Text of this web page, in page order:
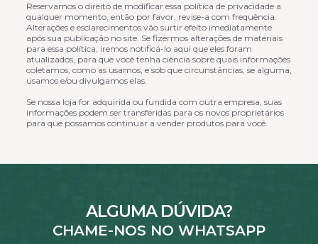
Reservamos o direito de modificar essa política de privacidade a
qualquer momento, então por favor, revise-a com frequência.
Alterações e esclarecimentos vão surtir efeito imediatamente
após sua publicação no site. Se fizermos alterações de materiais
para essa política, iremos notificá-lo aqui que eles foram
atualizados, para que você tenha ciência sobre quais informações
coletamos, como as usamos, e sob que circunstâncias, se alguma,
usamos e/ou divulgamos elas.
Se nossa loja for adquirida ou fundida com outra empresa, suas
informações podem ser transferidas para os novos proprietários
para que possamos continuar a vender produtos para você.
ALGUMA DÚVIDA?
CHAME-NOS NO WHATSAPP